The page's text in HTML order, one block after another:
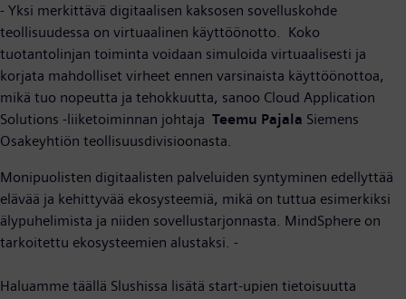
- Yksi merkittävä digitaalisen kaksosen sovelluskohde
teollisuudessa on virtuaalinen käyttöönotto. Koko
tuotantolinjan toiminta voidaan simuloida virtuaalisesti ja
korjata mahdolliset virheet ennen varsinaista käyttöönottoa,
mikä tuo nopeutta ja tehokkuutta, sanoo Cloud Application
Solutions -liiketoiminnan johtaja Teemu Pajala Siemens
Osakeyhtiön teollisuusdivisioonasta.
Monipuolisten digitaalisten palveluiden syntyminen edellyttää
elävää ja kehittyvää ekosysteemiä, mikä on tuttua esimerkiksi
älypuhelimista ja niiden sovellustarjonnasta. MindSphere on
tarkoitettu ekosysteemien alustaksi. -
Haluamme täällä Slushissa lisätä start-upien tietoisuutta